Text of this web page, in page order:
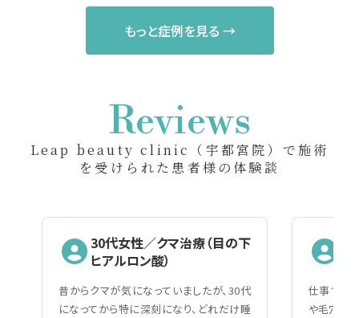
もっと症例を見る →
Reviews
Leap beauty clinic（宇都宮院）で施術
を受けられた患者様の体験談
30代女性／クマ治療（目の下
ヒアルロン酸）
昔からクマが気になっていましたが、30代
になってから特に深刻になり、どれだけ睡
仕事で人
や毛穴の